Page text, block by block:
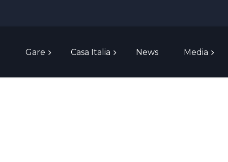
Gare Casa Italia News Media